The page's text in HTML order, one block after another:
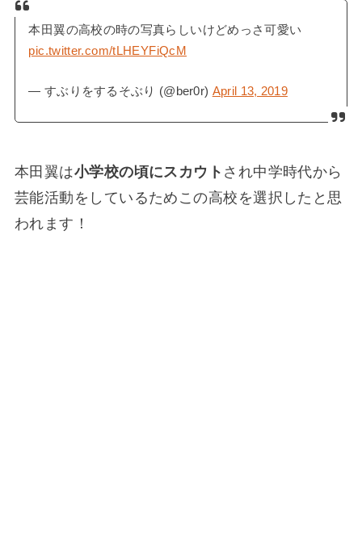
本田翼の高校の時の写真らしいけどめっさ可愛い
pic.twitter.com/tLHEYFiQcM
— すぶりをするそぶり (@ber0r) April 13, 2019
本田翼は小学校の頃にスカウト され中学時代から
芸能活動をしているためこの高校を選択したと思
われます！